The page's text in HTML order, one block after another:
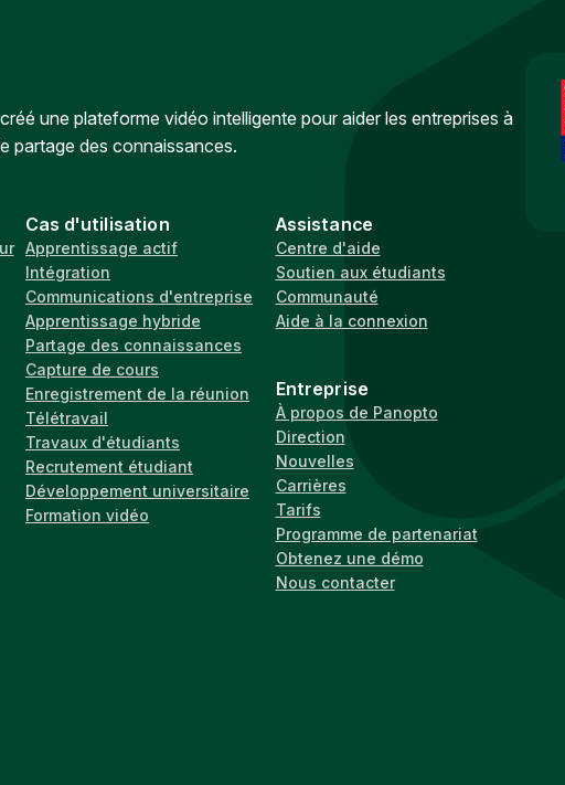
une plateforme vidéo intelligente pour aider les entreprises à
partage des connaissances.
Cas d'utilisation
Apprentissage actif
Intégration
Communications d'entreprise
Apprentissage hybride
Partage des connaissances
Capture de cours
Enregistrement de la réunion
Télétravail
Travaux d'étudiants
Recrutement étudiant
Développement universitaire
Formation vidéo
Assistance
Centre d'aide
Soutien aux étudiants
Communauté
Aide à la connexion
Entreprise
À propos de Panopto
Direction
Nouvelles
Carrières
Tarifs
Programme de partenariat
Obtenez une démo
Nous contacter